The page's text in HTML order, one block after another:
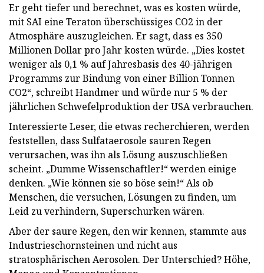
Er geht tiefer und berechnet, was es kosten würde,
mit SAI eine Teraton überschüssiges CO2 in der
Atmosphäre auszugleichen. Er sagt, dass es 350
Millionen Dollar pro Jahr kosten würde. „Dies kostet
weniger als 0,1 % auf Jahresbasis des 40-jährigen
Programms zur Bindung von einer Billion Tonnen
CO2“, schreibt Handmer und würde nur 5 % der
jährlichen Schwefelproduktion der USA verbrauchen.
Interessierte Leser, die etwas recherchieren, werden
feststellen, dass Sulfataerosole sauren Regen
verursachen, was ihn als Lösung auszuschließen
scheint. „Dumme Wissenschaftler!“ werden einige
denken. „Wie können sie so böse sein!“ Als ob
Menschen, die versuchen, Lösungen zu finden, um
Leid zu verhindern, Superschurken wären.
Aber der saure Regen, den wir kennen, stammte aus
Industrieschornsteinen und nicht aus
stratosphärischen Aerosolen. Der Unterschied? Höhe,